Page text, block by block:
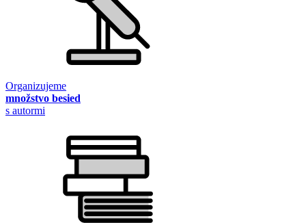
Organizujeme
množstvo besied
s autormi